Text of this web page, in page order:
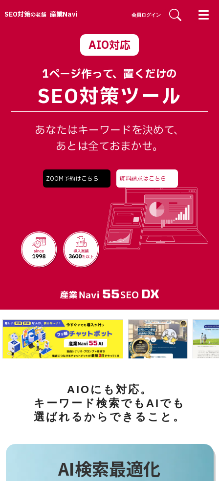
SEO対策の老舗 産業Navi 会員ログイン
AIO対応
1ページ作って、置くだけの
SEO対策ツール
あなたはキーワードを決めて、
あとは全ておまかせ。
ZOOM予約はこちら 資料請求はこちら
AIOにも対応。
キーワード検索でもAIでも
選ばれるからできること。
AI検索最適化